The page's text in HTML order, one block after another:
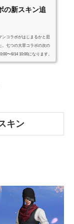
新スキン追
コラボがはじまるかと思
。七つの大罪コラボの次の
〜6/14 10:00になります。
キン